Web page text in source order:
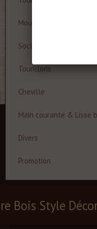
Moulures à cadre
Socles
Tourillons
Cheville
Main courante & Lisse
Divers
Promotion
Bois Style